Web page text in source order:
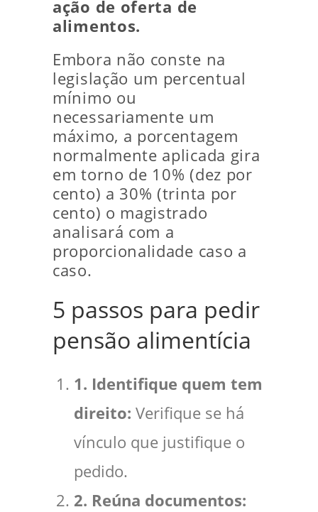
ação de oferta de
alimentos.
Embora não conste na
legislação um percentual
mínimo ou
necessariamente um
máximo, a porcentagem
normalmente aplicada gira
em torno de 10% (dez por
cento) a 30% (trinta por
cento) o magistrado
analisará com a
proporcionalidade caso a
caso.
5 passos para pedir
pensão alimentícia
1. Identifique quem tem
direito: Verifique se há
vínculo que justifique o
pedido.
2. Reúna documentos: